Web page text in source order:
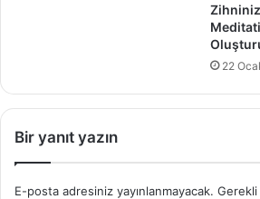
22
Bir yanıt yazın
E-posta adresiniz yayınlanmayacak. Gerekli